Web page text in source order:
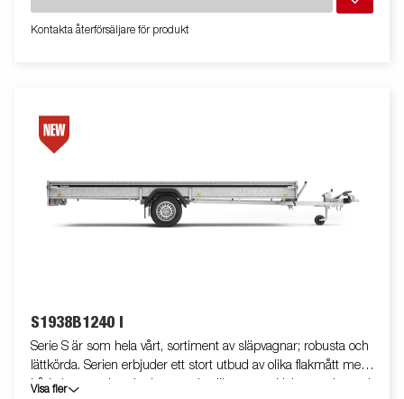
Kontakta återförsäljare för produkt
S1938B1240 I
Serie S är som hela vårt, sortiment av släpvagnar; robusta och
lättkörda. Serien erbjuder ett stort utbud av olika flakmått med
både bromsade och obromsade släpvagnar. Helsvetsade med
Visa fler